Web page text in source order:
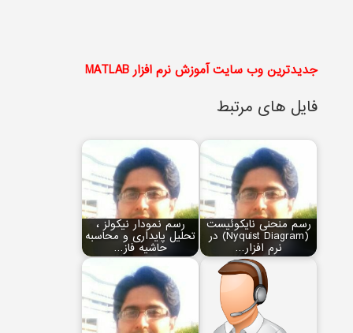
جدیدترین وب سایت آموزش نرم افزار MATLAB
فایل های مرتبط
رسم منحنی نایکوئیست
(Nyquist Diagram) در
نرم افزار…
رسم نمودار نیکولز ،
تحلیل پایداری و محاسبه
حاشیه فاز…